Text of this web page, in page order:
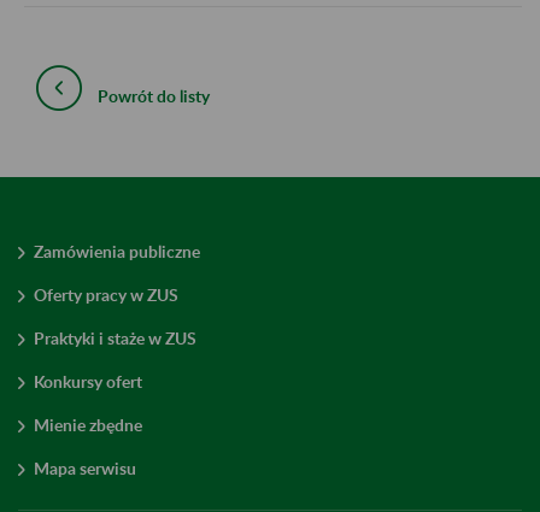
Powrót do listy
Zamówienia publiczne
Oferty pracy w ZUS
Praktyki i staże w ZUS
Konkursy ofert
Mienie zbędne
Mapa serwisu